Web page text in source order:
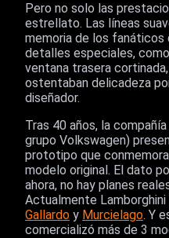
Pero no solo las
estrellato. Las líneas
memoria de los fanáticos
detalles especiales,
ventana trasera
ostentaban delicadeza
diseñador.
Tras 40 años, la
grupo Volkswagen)
prototipo que
modelo original. El dato
ahora, no hay planes
Actualmente
Gallardo y Murcielago. Y
comercializó más de 3